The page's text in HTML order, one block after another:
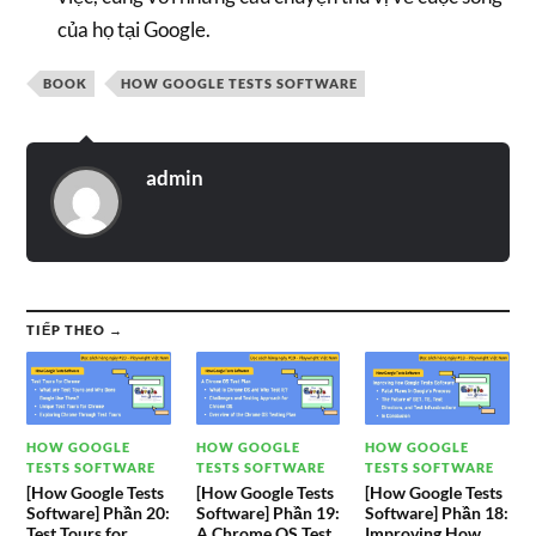
của họ tại Google.
BOOK HOW GOOGLE TESTS SOFTWARE
admin
TIẾP THEO →
HOW GOOGLE
TESTS SOFTWARE
[How Google Tests
Software] Phần 20:
HOW GOOGLE
TESTS SOFTWARE
[How Google Tests
Software] Phần 19:
HOW GOOGLE
TESTS SOFTWARE
[How Google Tests
Software] Phần 18: